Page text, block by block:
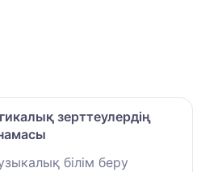
зерттеулердің
білім беру